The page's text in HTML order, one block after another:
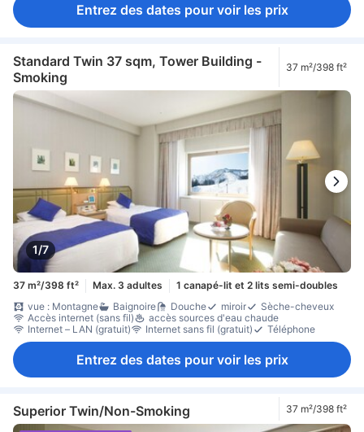
Entrez des dates pour voir les prix
Standard Twin 37 sqm, Tower Building -
Smoking
37 m²/398 ft²
1/7
37 m²/398 ft² Max. 3 adultes
1 canapé-lit et 2 lits semi-doubles
vue : Montagne
Baignoire Douche miroir
Sèche-cheveux
Accès internet (sans fil)
accès sources d'eau chaude
Internet – LAN (gratuit)
Internet sans fil (gratuit) Téléphone
Entrez des dates pour voir les prix
Superior Twin/Non-Smoking 37 m²/398 ft²